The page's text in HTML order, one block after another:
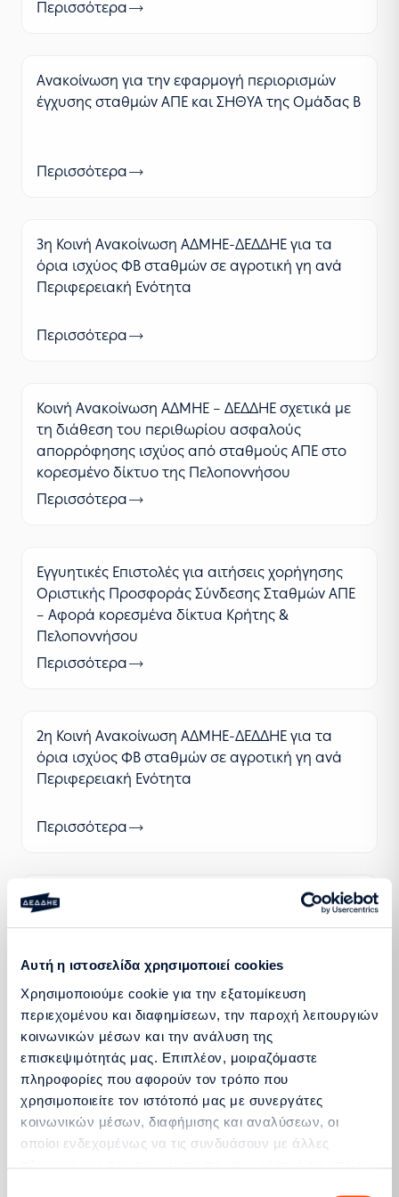
Αυτή η ιστοσελίδα χρησιμοποιεί cookies
Χρησιμοποιούμε cookie για την εξατομίκευση
περιεχομένου και διαφημίσεων, την παροχή λειτουργιών
κοινωνικών μέσων και την ανάλυση της
επισκεψιμότητάς μας. Επιπλέον, μοιραζόμαστε
πληροφορίες που αφορούν τον τρόπο που
χρησιμοποιείτε τον ιστότοπό μας με συνεργάτες
κοινωνικών μέσων, διαφήμισης και αναλύσεων, οι
οποίοι ενδεχομένως να τις συνδυάσουν με άλλες
Περισσότερα
Ανακοίνωση για την εφαρμογή περιορισμών
έγχυσης σταθμών ΑΠΕ και ΣΗΘΥΑ της Ομάδας Β
Περισσότερα
3η Κοινή Ανακοίνωση ΑΔΜΗΕ-ΔΕΔΔΗΕ για τα
όρια ισχύος ΦΒ σταθμών σε αγροτική γη ανά
Περιφερειακή Ενότητα
Περισσότερα
Κοινή Ανακοίνωση ΑΔΜΗΕ – ΔΕΔΔΗΕ σχετικά με
τη διάθεση του περιθωρίου ασφαλούς
απορρόφησης ισχύος από σταθμούς ΑΠΕ στο
κορεσμένο δίκτυο της Πελοποννήσου
Περισσότερα
Εγγυητικές Επιστολές για αιτήσεις χορήγησης
Οριστικής Προσφοράς Σύνδεσης Σταθμών ΑΠΕ
– Αφορά κορεσμένα δίκτυα Κρήτης &
Πελοποννήσου
Περισσότερα
2η Κοινή Ανακοίνωση ΑΔΜΗΕ-ΔΕΔΔΗΕ για τα
όρια ισχύος ΦΒ σταθμών σε αγροτική γη ανά
Περιφερειακή Ενότητα
Περισσότερα
Ανακοίνωση του ΔΕΔΔΗΕ σε εφαρμογή των
Περισσότερα
Ανακοίνωση ΔΕΔΔΗΕ αναφορικά με τις αιτήσεις
σύνδεσης για τους ΦΒ σταθμούς του Άρθρου
132 του ν. 4819/2021 (ΦΕΚ 129/Α/23.07.2021)
Περισσότερα